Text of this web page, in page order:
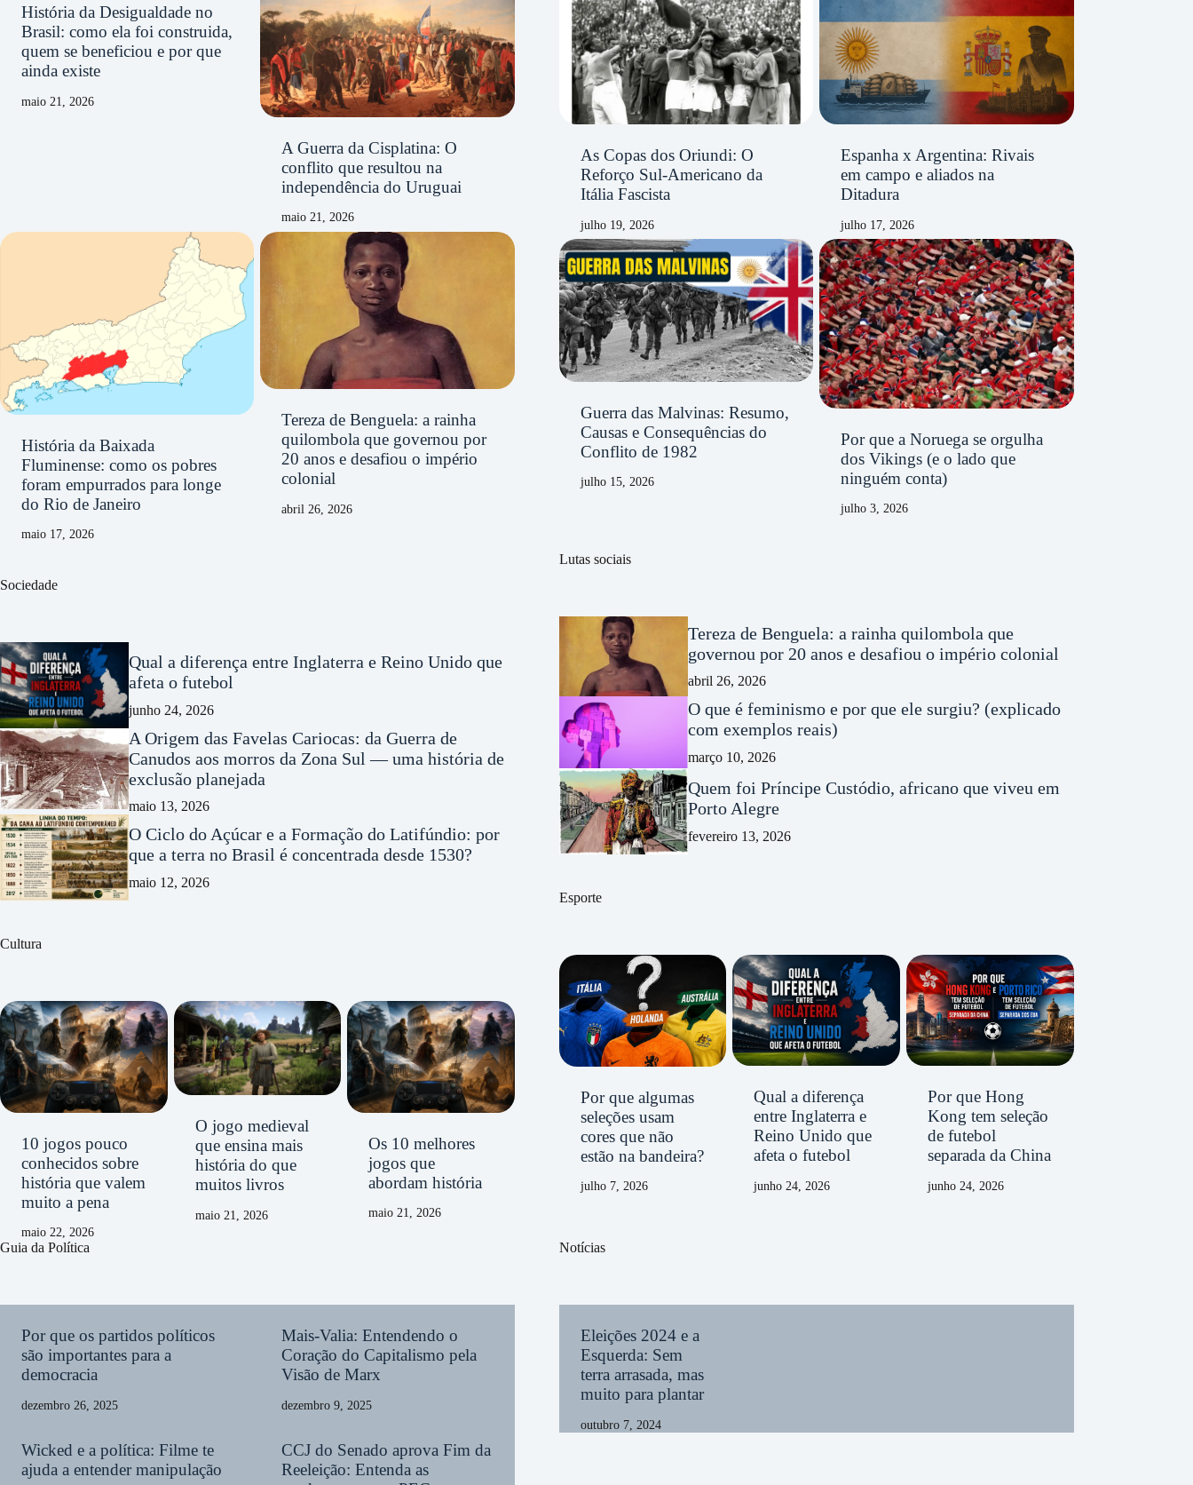
História da Desigualdade no
Brasil: como ela foi construida,
quem se beneficiou e por que
ainda existe
maio 21, 2026
A Guerra da Cisplatina: O
conflito que resultou na
independência do Uruguai
maio 21, 2026
História da Baixada
Fluminense: como os pobres
foram empurrados para longe
do Rio de Janeiro
maio 17, 2026
Tereza de Benguela: a rainha
quilombola que governou por
20 anos e desafiou o império
colonial
abril 26, 2026
Sociedade
Qual a diferença entre Inglaterra e Reino Unido que
afeta o futebol
junho 24, 2026
A Origem das Favelas Cariocas: da Guerra de
Canudos aos morros da Zona Sul — uma história de
exclusão planejada
maio 13, 2026
O Ciclo do Açúcar e a Formação do Latifúndio: por
que a terra no Brasil é concentrada desde 1530?
maio 12, 2026
Cultura
10 jogos pouco
conhecidos sobre
história que valem
muito a pena
maio 22, 2026
O jogo medieval
que ensina mais
história do que
muitos livros
maio 21, 2026
Os 10 melhores
jogos que
abordam história
maio 21, 2026
As Copas dos Oriundi: O
Reforço Sul-Americano da
Itália Fascista
julho 19, 2026
Espanha x Argentina: Rivais
em campo e aliados na
Ditadura
julho 17, 2026
Guerra das Malvinas: Resumo,
Causas e Consequências do
Conflito de 1982
julho 15, 2026
Por que a Noruega se orgulha
dos Vikings (e o lado que
ninguém conta)
julho 3, 2026
Lutas sociais
Tereza de Benguela: a rainha quilombola que
governou por 20 anos e desafiou o império colonial
abril 26, 2026
O que é feminismo e por que ele surgiu? (explicado
com exemplos reais)
março 10, 2026
Quem foi Príncipe Custódio, africano que viveu em
Porto Alegre
fevereiro 13, 2026
Esporte
Por que algumas
seleções usam
cores que não
estão na bandeira?
julho 7, 2026
Qual a diferença
entre Inglaterra e
Reino Unido que
afeta o futebol
junho 24, 2026
Por que Hong
Kong tem seleção
de futebol
separada da China
junho 24, 2026
Guia da Política
Por que os partidos políticos
são importantes para a
democracia
dezembro 26, 2025
Mais-Valia: Entendendo o
Coração do Capitalismo pela
Visão de Marx
dezembro 9, 2025
Wicked e a política: Filme te
ajuda a entender manipulação
CCJ do Senado aprova Fim da
Reeleição: Entenda as
Notícias
Eleições 2024 e a
Esquerda: Sem
terra arrasada, mas
muito para plantar
outubro 7, 2024